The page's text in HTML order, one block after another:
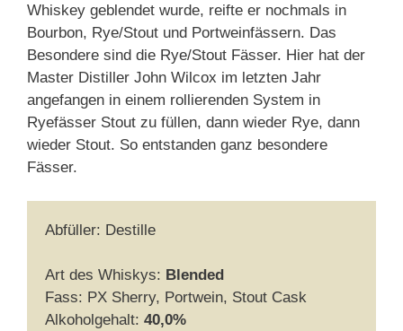
Whiskey geblendet wurde, reifte er nochmals in
Bourbon, Rye/Stout und Portweinfässern. Das
Besondere sind die Rye/Stout Fässer. Hier hat der
Master Distiller John Wilcox im letzten Jahr
angefangen in einem rollierenden System in
Ryefässer Stout zu füllen, dann wieder Rye, dann
wieder Stout. So entstanden ganz besondere
Fässer.
Abfüller: Destille
Art des Whiskys: Blended
Fass: PX Sherry, Portwein, Stout Cask
Alkoholgehalt: 40,0%